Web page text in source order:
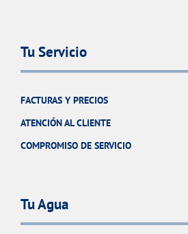
Tu Servicio
FACTURAS Y PRECIOS
ATENCIÓN AL CLIENTE
COMPROMISO DE SERVICIO
Tu Agua